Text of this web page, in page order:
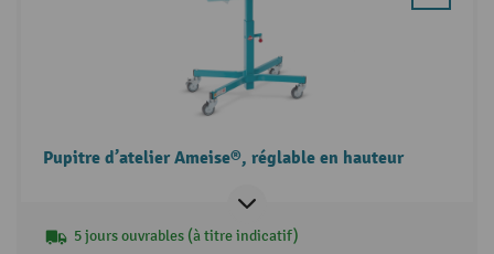
Pupitre d’atelier Ameise®, réglable en hauteur
5 jours ouvrables (à titre indicatif)